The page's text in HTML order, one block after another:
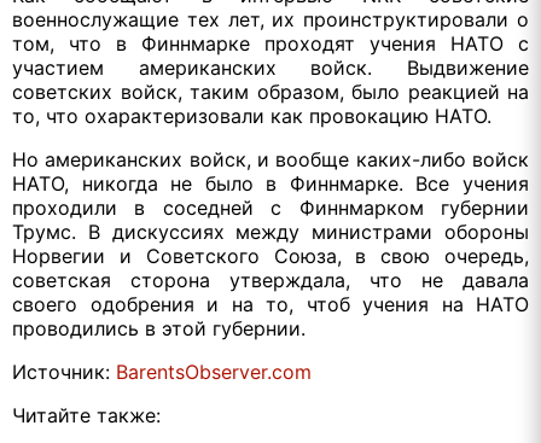
военнослужащие тех лет, их проинструктировали о
том, что в Финнмарке проходят учения НАТО с
участием американских войск. Выдвижение
советских войск, таким образом, было реакцией на
то, что охарактеризовали как провокацию НАТО.
Но американских войск, и вообще каких-либо войск
НАТО, никогда не было в Финнмарке. Все учения
проходили в соседней с Финнмарком губернии
Трумс. В дискуссиях между министрами обороны
Норвегии и Советского Союза, в свою очередь,
советская сторона утверждала, что не давала
своего одобрения и на то, чтоб учения на НАТО
проводились в этой губернии.
Источник: BarentsObserver.com
Читайте также: